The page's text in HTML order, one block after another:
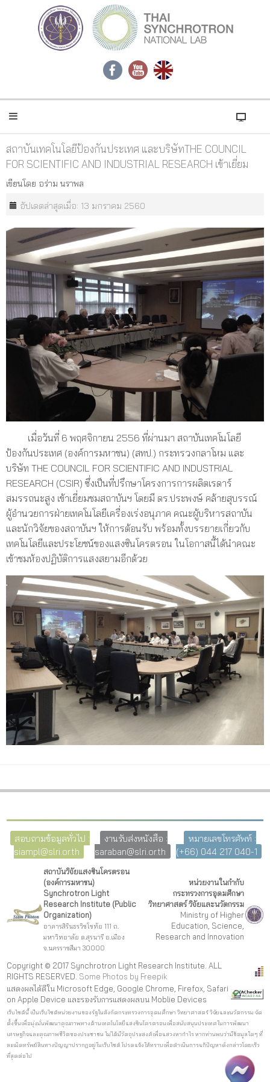
สถาบันเทคโนโลยีป้องกันประเทศ และบริษัทTHE COUNCIL
FOR SCIENTIFIC AND INDUSTRIAL RESEARCH เข้าเยี่ยม
เขียนโดย อร่าม นราพล
อัปเดตล่าสุดเมื่อ: 13 มกราคม 2560
เมื่อวันที่ 6 พฤศจิกายน 2556 ที่ผ่านมา สถาบันเทคโนโลยี
ป้องกันประเทศ (องค์การมหาชน) (สทป.) กระทรวงกลาโหม และ
บริษัท THE COUNCIL FOR SCIENTIFIC AND INDUSTRIAL
RESEARCH (CSIR) ซึ่งเป็นที่ปรึกษาโครงการการผลิตเรดาร์
สมรรถนะสูง เข้าเยี่ยมชมสถาบันฯ โดยมี ดร.ประพงษ์ คล้ายสุบรรณ์
ผู้อำนวยการฝ่ายเทคโนโลยีเครื่องเร่งอนุภาค คณะผู้บริหารสถาบัน
และนักวิจัยของสถาบันฯ ให้การต้อนรับ พร้อมทั้งบรรยายเกี่ยวกับ
เทคโนโลยีและประโยชน์ของแสงซินโครตรอน ในโอกาสนี้ได้นำคณะ
เข้าชมห้องปฏิบัติการแสงสยามอีกด้วย
สอบถามข้อมูลทั่วไป :
siampl@slri.or.th
งานรับส่งหนังสือ :
saraban@slri.or.th
หมายเลขโทรศัพท์ :
(+66) 044 217 040-1
สถาบันวิจัยแสงซินโครตรอน
(องค์การมหาชน)
Synchrotron Light
Research Institute (Public
Organization)
อาคารสิรินธรวิชโชทัย 111 ถ.
มหาวิทยาลัย ต.สุรนารี อ.เมือง
จ.นครราชสีมา 30000
หน่วยงานในกำกับ
กระทรวงการอุดมศึกษา
วิทยาศาสตร์ วิจัยและนวัตกรรม
Ministry of Higher
Education, Science,
Research and Innovation
Copyright © 2017 Synchrotron Light Research Institute. ALL
RIGHTS RESERVED. Some Photos by Freepik
แสดงผลได้ดีใน Microsoft Edge, Google Chrome, Firefox, Safari
on Apple Device และรองรับการแสดงผลบน Moblie Devices
เว็บไซต์นี้ เป็นเว็บไซต์หน่วยงานของรัฐในสังกัดกระทรวงการอุดมศึกษา วิทยาศาสตร์ วิจัยและนวัตกรรม จัด
ตั้งขึ้นเพื่อมุ่งมั่นพัฒนาคุณภาพทางด้านเทคโนโลยีแสงซินโครตรอนเพื่อสนับสนุนประเทศในการพัฒนา
เศรษฐกิจและคุณภาพชีวิตของประชาชน ไม่ได้มีวัตถุประสงค์เพื่อแสวงหากำไร หากท่านพบว่ามีข้อมูลใดๆ ที่
ละเมิดทรัพย์สินทางปัญญาปรากฏอยู่ในเว็บไซต์ โปรดแจ้งให้ทราบเพื่อดำเนินการแก้ปัญหาดังกล่าวโดยเร็ว
ที่สุดต่อไป